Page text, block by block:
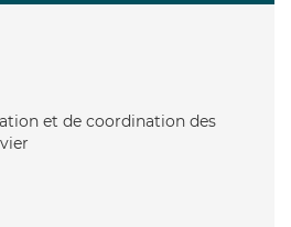
et de coordination des